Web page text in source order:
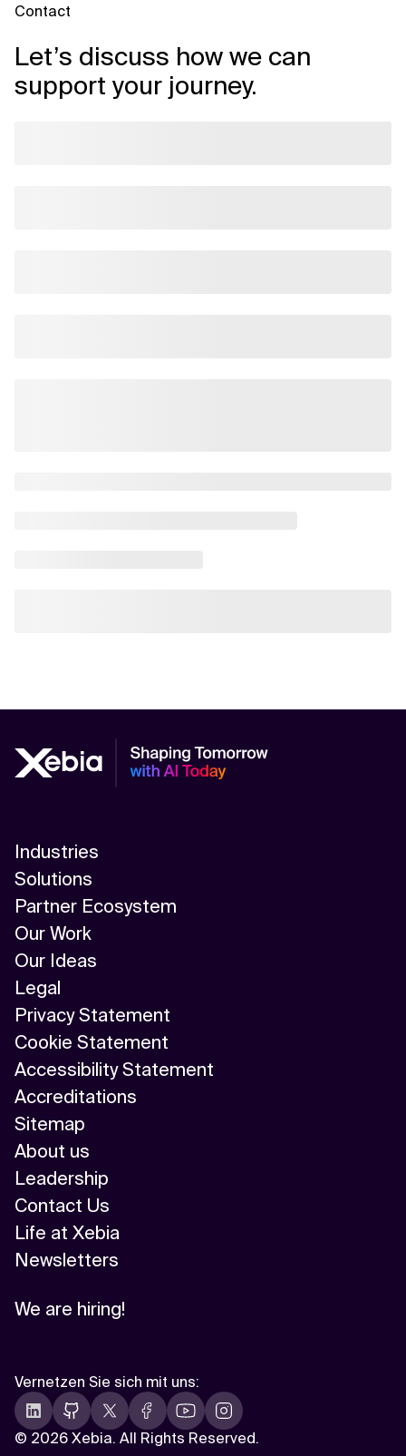
Contact
Let’s discuss how we can
support your journey.
Industries
Solutions
Partner Ecosystem
Our Work
Our Ideas
Legal
Privacy Statement
Cookie Statement
Accessibility Statement
Accreditations
Sitemap
About us
Leadership
Contact Us
Life at Xebia
Newsletters
We are hiring!
© 2026 Xebia. All Rights Reserved.
Vernetzen Sie sich mit uns: